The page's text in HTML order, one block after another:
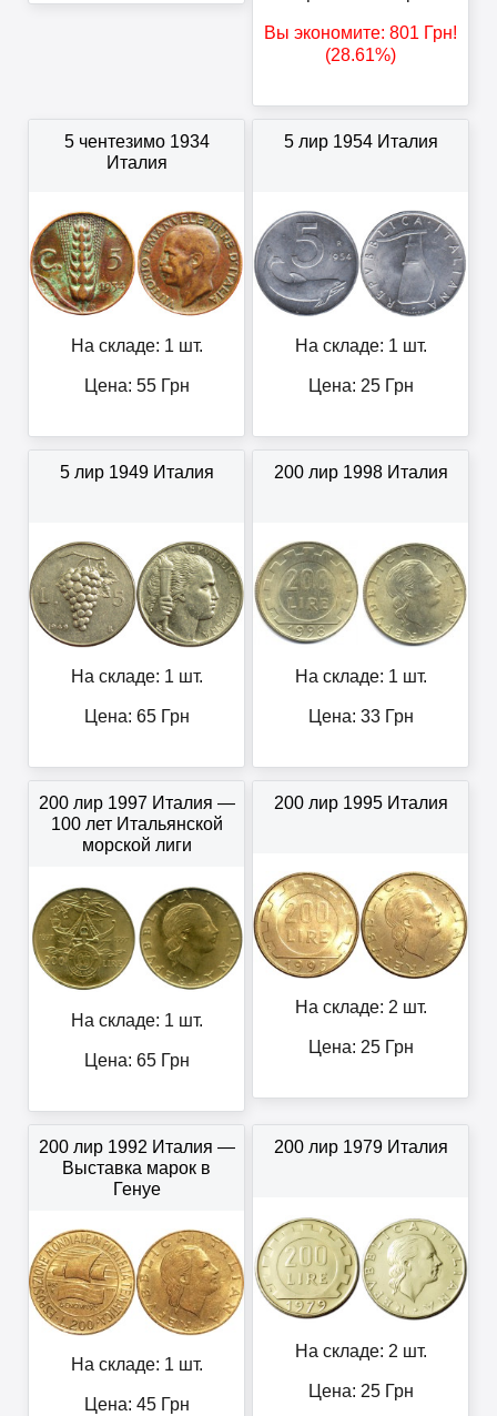
Вы экономите: 801 Грн!
(28.61%)
5 чентезимо 1934
Италия
На складе: 1 шт.
Цена: 55Грн
5 лир 1954 Италия
На складе: 1 шт.
Цена: 25Грн
5 лир 1949 Италия
На складе: 1 шт.
Цена: 65Грн
200 лир 1998 Италия
На складе: 1 шт.
Цена: 33Грн
200 лир 1997 Италия —
100 лет Итальянской
морской лиги
На складе: 1 шт.
Цена: 65Грн
200 лир 1995 Италия
На складе: 2 шт.
Цена: 25Грн
200 лир 1992 Италия —
Выставка марок в
Генуе
На складе: 1 шт.
Цена: 45Грн
200 лир 1979 Италия
На складе: 2 шт.
Цена: 25Грн